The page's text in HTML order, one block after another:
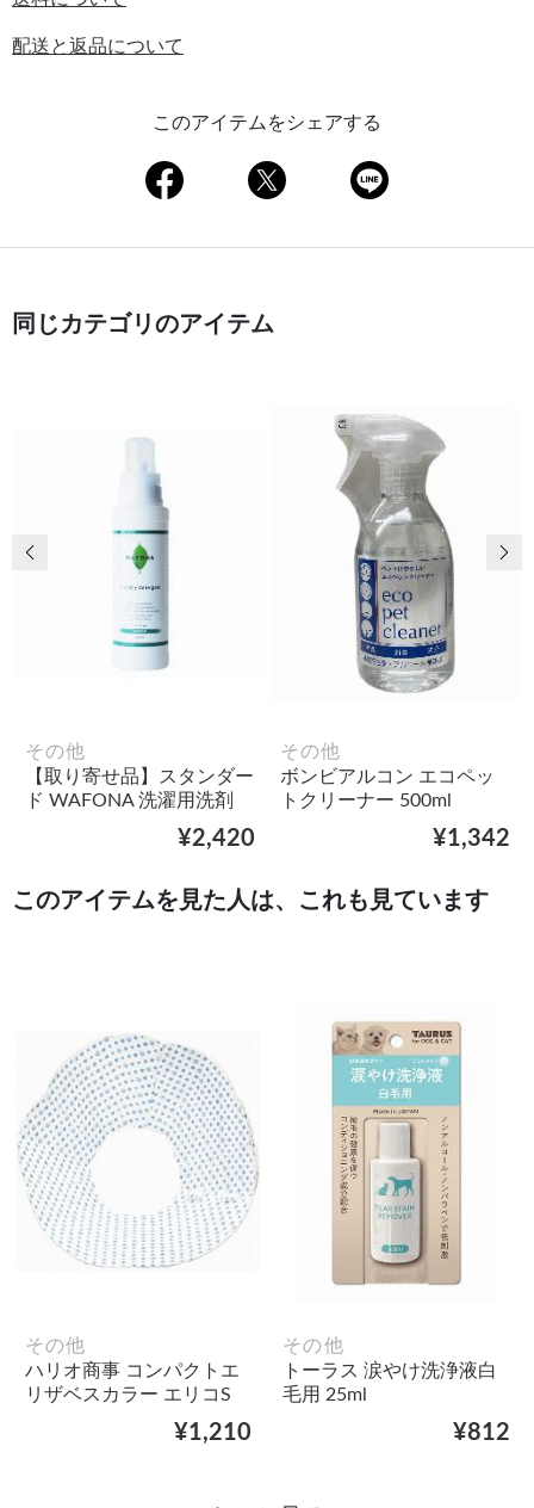
配送と返品について
このアイテムをシェアする
同じカテゴリのアイテム
その他
【取り寄せ品】スタンダー
ド WAFONA 洗濯用洗剤
¥2,420
その他
ボンビアルコン エコペッ
トクリーナー 500ml
¥1,342
前の画像 次
このアイテムを見た人は、これも見ています
その他
ハリオ商事 コンパクトエ
リザベスカラー エリコS
¥1,210
その他
トーラス 涙やけ洗浄液白
毛用 25ml
¥812